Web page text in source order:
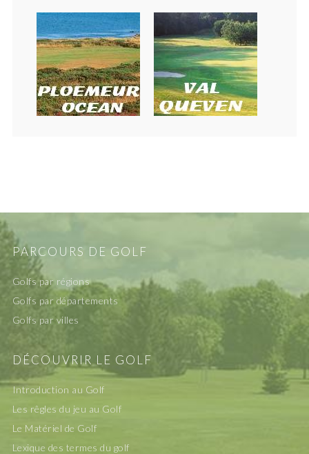
PARCOURS DE GOLF
Golfs par régions
Golfs par départements
Golfs par villes
DÉCOUVRIR LE GOLF
Introduction au Golf
Les rêgles du jeu au Golf
Le Matériel de Golf
Lexique des termes du golf